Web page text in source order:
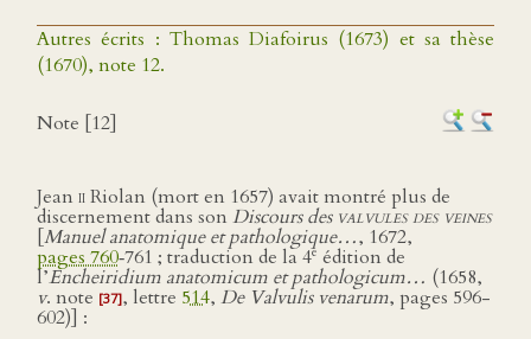
Autres écrits : Thomas Diafoirus (1673) et sa thèse
(1670), note 12.
Note [12]
Jean iiRiolan (mort en 1657) avait montré plus de
discernement dans son Discours des valvules des veines
[Manuel anatomique et pathologique…, 1672,
pages 760‑761 ; traduction de la 4e édition de
l’Encheiridium anatomicum et pathologicum… (1658,
v. note [37], lettre 514, De Valvulis venarum, pages 596-
602)] :